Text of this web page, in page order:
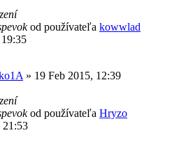
od používateľa kowwlad
» 19 Feb 2015, 12:39
od používateľa Hryzo
21:53